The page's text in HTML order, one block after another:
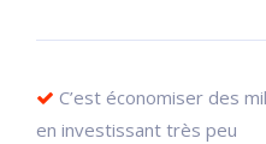
C’est économiser des
en investissant très peu